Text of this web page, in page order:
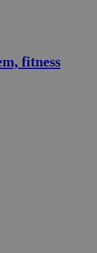
fitness